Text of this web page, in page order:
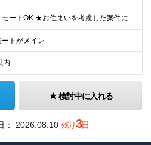
★フルリモートOK ★お住まいを考慮した案件にアサインします ★転勤なし＆U/Iターン歓迎 【本社】愛知県名古屋市中村区名駅4丁目8-26 エニシオ名駅16F ┗関東・関西・愛知・九州のプロジェクト
ートがメイン
内
検討中に入れる
： 2026.08.10 残り3日